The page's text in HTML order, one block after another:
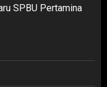
SPBU Pertamina